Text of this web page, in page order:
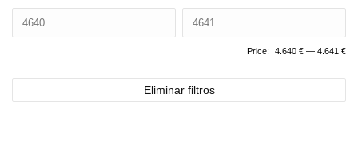
Price: 4.640 € — 4.641 €
Eliminar filtros